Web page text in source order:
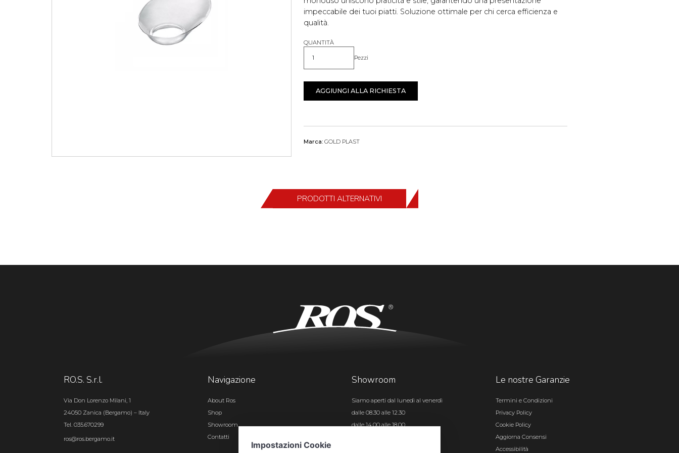
impeccabile dei tuoi piatti. Soluzione ottimale per chi cerca efficienza e
qualità.
QUANTITÀ
Quantità Pezzi
AGGIUNGI ALLA RICHIESTA
Marca: GOLD PLAST
PRODOTTI ALTERNATIVI
RO.S. S.r.l.
Via Don Lorenzo Milani, 1
24050 Zanica (Bergamo) – Italy
Tel. 035.670299
ros@ros.bergamo.it
Navigazione
About Ros
Shop
Showroom
Contatti
Showroom
Siamo aperti dal lunedì al venerdì
dalle 08.30 alle 12.30
dalle 14.00 alle 18.00
Le nostre Garanzie
Termini e Condizioni
Privacy Policy
Cookie Policy
Aggiorna Consensi
Accessibilità